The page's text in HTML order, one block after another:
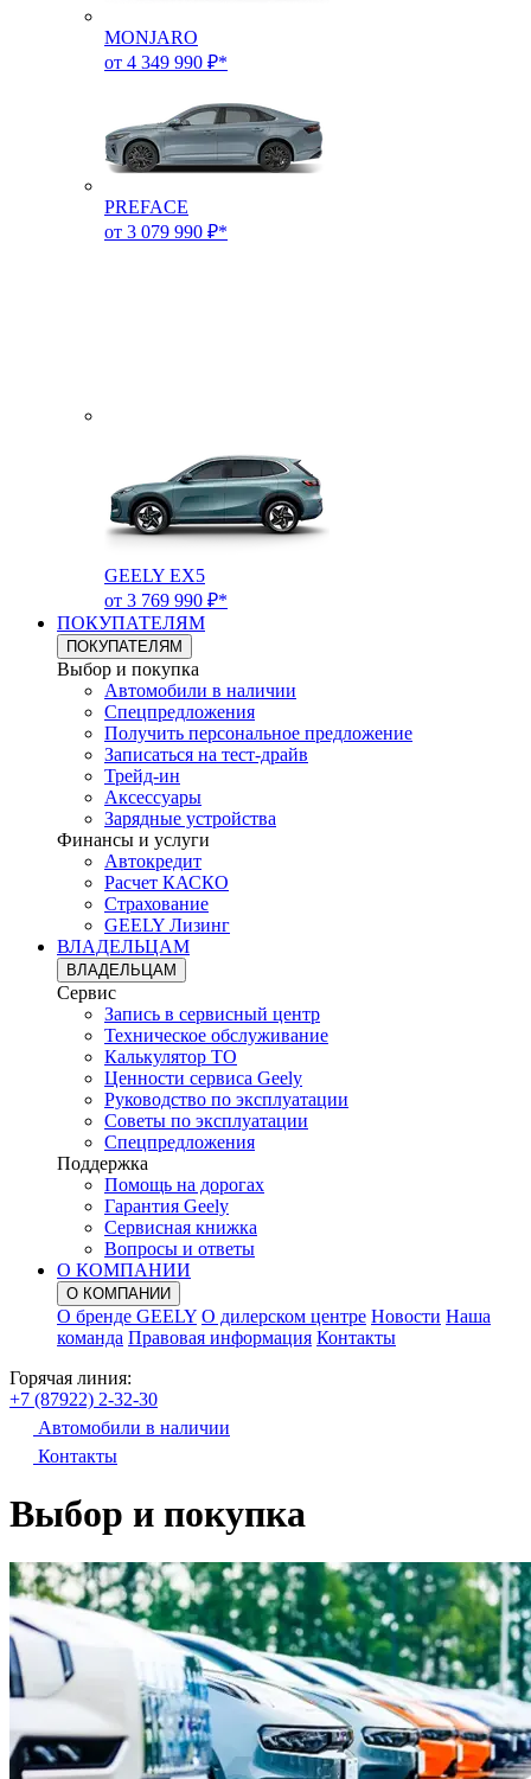
MONJARO
от 4 349 990 ₽*
PREFACE
от 3 079 990 ₽*
GEELY EX5
от 3 769 990 ₽*
ПОКУПАТЕЛЯМ
ПОКУПАТЕЛЯМ
Выбор и покупка
Автомобили в наличии
Спецпредложения
Получить персональное предложение
Записаться на тест-драйв
Трейд-ин
Аксессуары
Зарядные устройства
Финансы и услуги
Автокредит
Расчет КАСКО
Страхование
GEELY Лизинг
ВЛАДЕЛЬЦАМ
ВЛАДЕЛЬЦАМ
Сервис
Запись в сервисный центр
Техническое обслуживание
Калькулятор ТО
Ценности сервиса Geely
Руководство по эксплуатации
Советы по эксплуатации
Спецпредложения
Поддержка
Помощь на дорогах
Гарантия Geely
Сервисная книжка
Вопросы и ответы
О КОМПАНИИ
О КОМПАНИИ
О бренде GEELY О дилерском центре Новости Наша
команда Правовая информация Контакты
Горячая линия:
+7 (87922) 2-32-30
Автомобили в наличии
Контакты
Выбор и покупка